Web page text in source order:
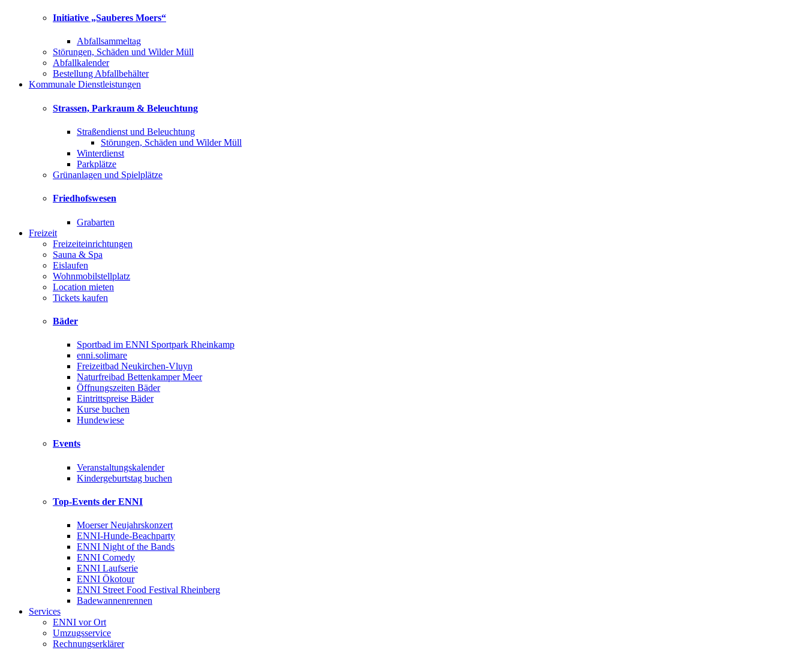
Initiative „Sauberes Moers“
Abfallsammeltag
Störungen, Schäden und Wilder Müll
Abfallkalender
Bestellung Abfallbehälter
Kommunale Dienstleistungen
Strassen, Parkraum & Beleuchtung
Straßendienst und Beleuchtung
Störungen, Schäden und Wilder Müll
Winterdienst
Parkplätze
Grünanlagen und Spielplätze
Friedhofswesen
Grabarten
Freizeit
Freizeiteinrichtungen
Sauna & Spa
Eislaufen
Wohnmobilstellplatz
Location mieten
Tickets kaufen
Bäder
Sportbad im ENNI Sportpark Rheinkamp
enni.solimare
Freizeitbad Neukirchen-Vluyn
Naturfreibad Bettenkamper Meer
Öffnungszeiten Bäder
Eintrittspreise Bäder
Kurse buchen
Hundewiese
Events
Veranstaltungskalender
Kindergeburtstag buchen
Top-Events der ENNI
Moerser Neujahrskonzert
ENNI-Hunde-Beachparty
ENNI Night of the Bands
ENNI Comedy
ENNI Laufserie
ENNI Ökotour
ENNI Street Food Festival Rheinberg
Badewannenrennen
Services
ENNI vor Ort
Umzugsservice
Rechnungserklärer